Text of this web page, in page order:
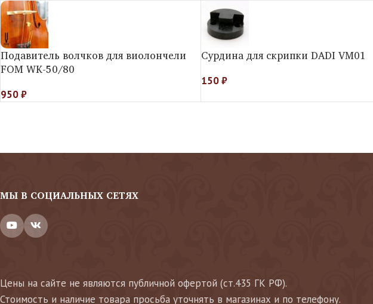
Подавитель волчков для виолончели
FOM WK-50/80
950₽
Сурдина для скрипки DADI VM01
150₽
МЫ В СОЦИАЛЬНЫХ СЕТЯХ
Цены на сайте не являются публичной офертой (ст.435 ГК РФ).
Стоимость и наличие товара просьба уточнять в магазинах и по телефону.